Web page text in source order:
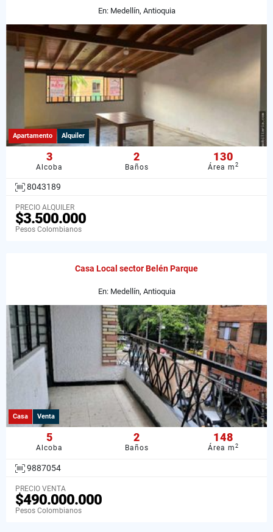
En: Medellín, Antioquia
Apartamento Alquiler
3
Alcoba
2
Baños
130
Área m2
8043189
PRECIO ALQUILER
$3.500.000
Pesos Colombianos
Casa Local sector Belén Parque
En: Medellín, Antioquia
Casa Venta
5
Alcoba
2
Baños
148
Área m2
9887054
PRECIO VENTA
$490.000.000
Pesos Colombianos